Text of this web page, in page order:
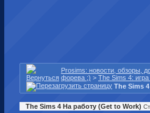
Prosims: новости, обзоры,
форева ;) > The Sims 4:
The Sims
The Sims 4 На работу (Get to Work)